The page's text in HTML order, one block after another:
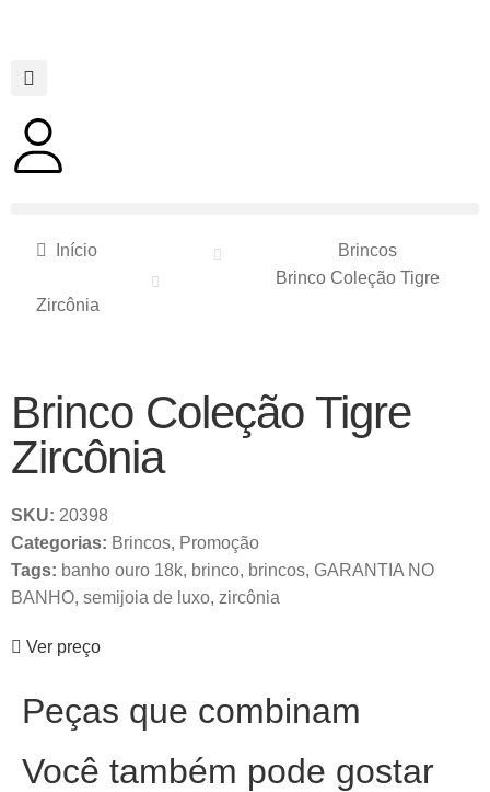
Início
Brincos
Brinco Coleção Tigre
Zircônia
Brinco Coleção Tigre
Zircônia
SKU: 20398
Categorias: Brincos, Promoção
Tags: banho ouro 18k, brinco, brincos, GARANTIA NO
BANHO, semijoia de luxo, zircônia
Ver preço
Peças que combinam
Você também pode gostar